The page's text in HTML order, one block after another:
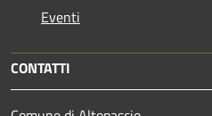
Eventi
CONTATTI